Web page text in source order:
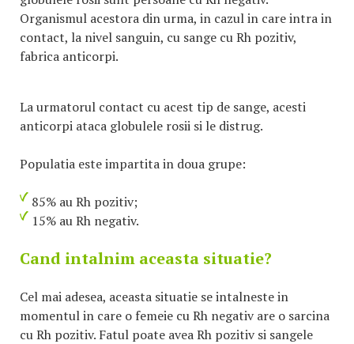
Organismul acestora din urma, in cazul in care intra in
contact, la nivel sanguin, cu sange cu Rh pozitiv,
fabrica anticorpi.
La urmatorul contact cu acest tip de sange, acesti
anticorpi ataca globulele rosii si le distrug.
Populatia este impartita in doua grupe:
85% au Rh pozitiv;
15% au Rh negativ.
Cand intalnim aceasta situatie?
Cel mai adesea, aceasta situatie se intalneste in
momentul in care o femeie cu Rh negativ are o sarcina
cu Rh pozitiv. Fatul poate avea Rh pozitiv si sangele